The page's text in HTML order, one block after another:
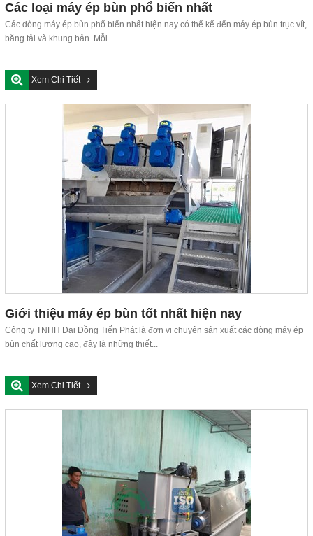
Các loại máy ép bùn phổ biến nhất
Các dòng máy ép bùn phổ biến nhất hiện nay có thể kể đến máy ép bùn trục vít,
băng tải và khung bản. Mỗi...
Xem Chi Tiết
Giới thiệu máy ép bùn tốt nhất hiện nay
Công ty TNHH Đại Đồng Tiến Phát là đơn vị chuyên sản xuất các dòng máy ép
bùn chất lượng cao, đây là những thiết...
Xem Chi Tiết